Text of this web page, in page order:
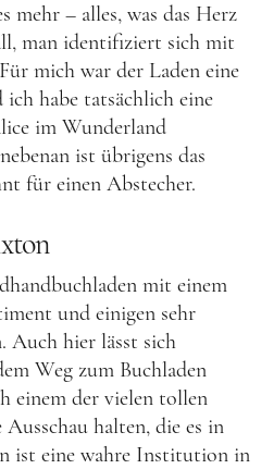
mehr – alles, was das Herz
man identifiziert sich mit
mich war der Laden eine
habe tatsächlich eine
im Wunderland
ist übrigens das
für einen Abstecher.
mit einem
und einigen sehr
Auch hier lässt sich
Weg zum Buchladen
einem der vielen tollen
halten, die es in
ist eine wahre Institution in